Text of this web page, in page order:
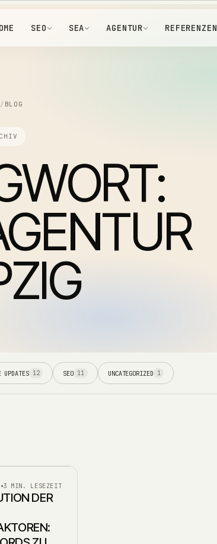
SEO SEA AGENTUR REFERENZEN
/ BLOG
UPDATES 12 SEO 11 UNCATEGORIZED 1
3 MIN. LESEZEIT
DER